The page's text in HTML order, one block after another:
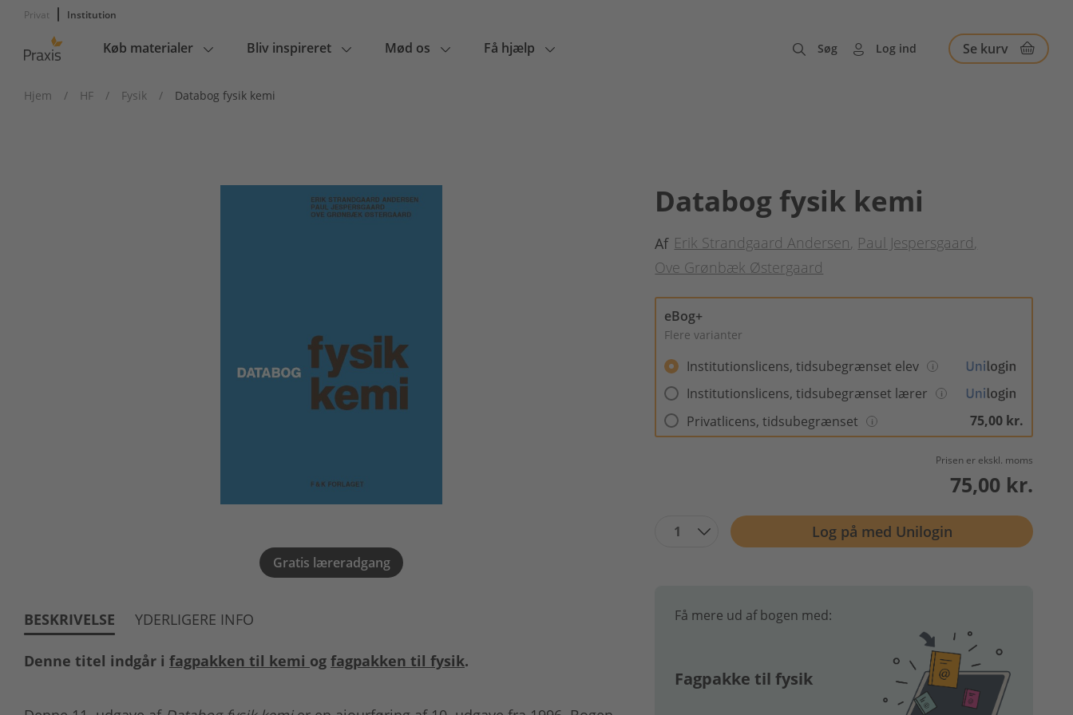
Privat Institution
Main
Køb materialer Bliv inspireret Mød os Få hjælp Søg Log ind Se kurv
Hjem / HF / Fysik / Databog fysik kemi
Gratis læreradgang
Databog fysik kemi
Af Erik Strandgaard Andersen Paul Jespersgaard
Ove Grønbæk Østergaard
eBog+
Flere varianter
Institutionslicens, tidsubegrænset elev
Institutionslicens, tidsubegrænset lærer
Privatlicens, tidsubegrænset
75,00 kr.
Prisen er ekskl. moms
75,00 kr.
1 Log på med Unilogin
Få mere ud af bogen med:
Fagpakke til fysik
BESKRIVELSE YDERLIGERE INFO
Denne titel indgår i fagpakken til kemi og fagpakken til fysik.